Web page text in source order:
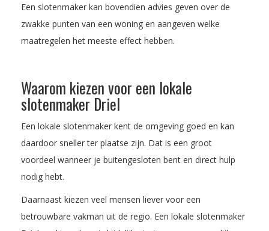
Een slotenmaker kan bovendien advies geven over de
zwakke punten van een woning en aangeven welke
maatregelen het meeste effect hebben.
Waarom kiezen voor een lokale
slotenmaker Driel
Een lokale slotenmaker kent de omgeving goed en kan
daardoor sneller ter plaatse zijn. Dat is een groot
voordeel wanneer je buitengesloten bent en direct hulp
nodig hebt.
Daarnaast kiezen veel mensen liever voor een
betrouwbare vakman uit de regio. Een lokale slotenmaker